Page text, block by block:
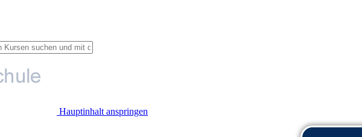
Hauptinhalt anspringen